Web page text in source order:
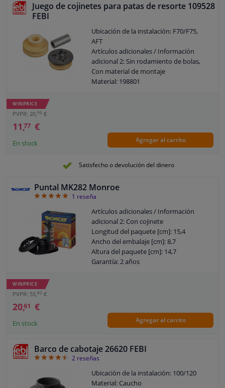
Juego de cojinetes para patas de resorte 109528
FEBI
Ubicación de la instalación: F70/F75,
AFT
Artículos adicionales / Información
adicional 2: Sin rodamiento de bolas,
Con material de montaje
Material: 198801
WINPRICE
PVPR: 20,96 €
11,77 €
En stock Agregar al carrito
Satisfecho o devolución del dinero
Puntal MK282 Monroe
51 reseña
Artículos adicionales / Información
adicional 2: Con cojinete
Longitud del paquete [cm]: 15,4
Ancho del embalaje [cm]: 8,7
Altura del paquete [cm]: 14,7
Garantía: 2 años
WINPRICE
PVPR: 55,82 €
20,61 €
En stock Agregar al carrito
Barco de cabotaje 26620 FEBI
4.5
2 reseñas
Ubicación de la instalación: 100/120
Material: Caucho